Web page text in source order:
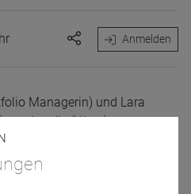
Anmelden
Managerin) und Lara
werden die (Wert-)
der Schwellenländer-
hervorheben und